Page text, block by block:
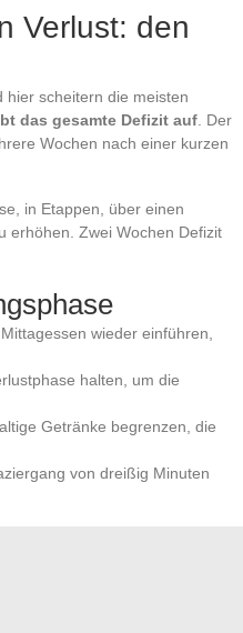
Verlust: den
hier scheitern die meisten
das gesamte Defizit auf . Der
Wochen nach einer kurzen
in Etappen, über einen
erhöhen. Zwei Wochen Defizit
wieder einführen,
halten, um die
Getränke begrenzen, die
von dreißig Minuten